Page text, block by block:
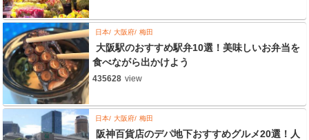
日本 大阪府 梅田
大阪駅のおすすめ駅弁10選！美味しいお弁当を
食べながら出かけよう
435628 view
日本 大阪府 梅田
阪神百貨店のデパ地下おすすめグルメ20選！人